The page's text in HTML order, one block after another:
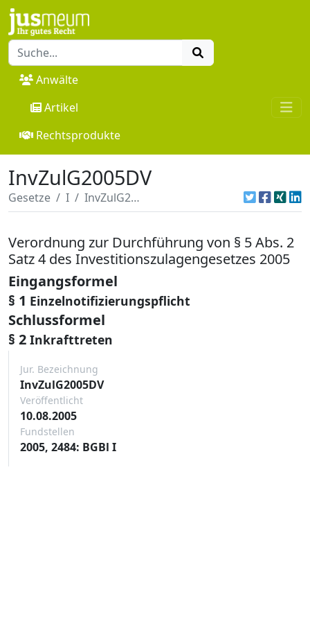
Anwälte
Artikel
Rechtsprodukte
InvZulG2005DV
Gesetze I InvZulG2005DV
Verordnung zur Durchführung von § 5 Abs. 2
Satz 4 des Investitionszulagengesetzes 2005
Eingangsformel
§ 1 Einzelnotifizierungspflicht
Schlussformel
§ 2 Inkrafttreten
Jur. Bezeichnung
InvZulG2005DV
Veröffentlicht
10.08.2005
Fundstellen
2005, 2484: BGBl I